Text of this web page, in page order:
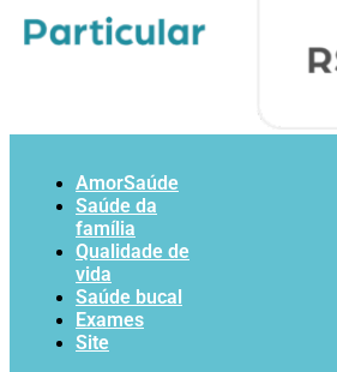
AmorSaúde
Saúde da
família
Qualidade de
vida
Saúde bucal
Exames
Site